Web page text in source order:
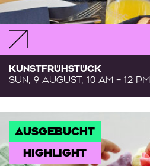
KUNSTFRÜHSTÜCK
SUN, 9 AUGUST, 10 AM – 12 PM
AUSGEBUCHT
HIGHLIGHT